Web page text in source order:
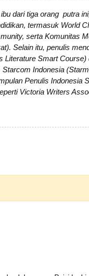
dari tiga orang putra
termasuk World
serta Komunitas
Selain itu, penulis
Literature Smart
Indonesia
Penulis Indonesia
Victoria Writers